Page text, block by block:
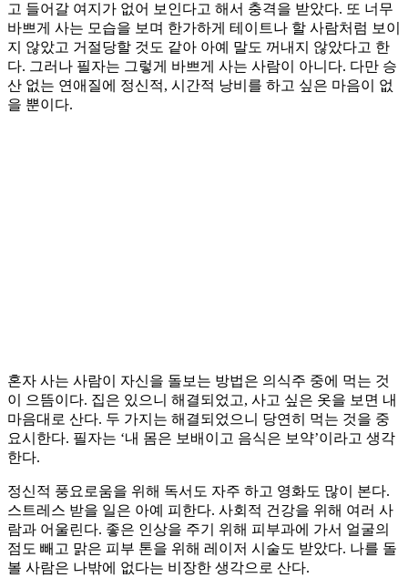
고 들어갈 여지가 없어 보인다고 해서 충격을 받았다. 또 너무
바쁘게 사는 모습을 보며 한가하게 테이트나 할 사람처럼 보이
지 않았고 거절당할 것도 같아 아예 말도 꺼내지 않았다고 한
다. 그러나 필자는 그렇게 바쁘게 사는 사람이 아니다. 다만 승
산 없는 연애질에 정신적, 시간적 낭비를 하고 싶은 마음이 없
을 뿐이다.
혼자 사는 사람이 자신을 돌보는 방법은 의식주 중에 먹는 것
이 으뜸이다. 집은 있으니 해결되었고, 사고 싶은 옷을 보면 내
마음대로 산다. 두 가지는 해결되었으니 당연히 먹는 것을 중
요시한다. 필자는 ‘내 몸은 보배이고 음식은 보약’이라고 생각
한다.
정신적 풍요로움을 위해 독서도 자주 하고 영화도 많이 본다.
스트레스 받을 일은 아예 피한다. 사회적 건강을 위해 여러 사
람과 어울린다. 좋은 인상을 주기 위해 피부과에 가서 얼굴의
점도 빼고 맑은 피부 톤을 위해 레이저 시술도 받았다. 나를 돌
볼 사람은 나밖에 없다는 비장한 생각으로 산다.